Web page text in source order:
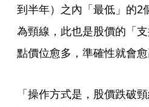
到半年）之內「最低」的2
為頸線，此也是股價的「
點價位愈多，準確性就會愈
「操作方式是，股價跌破